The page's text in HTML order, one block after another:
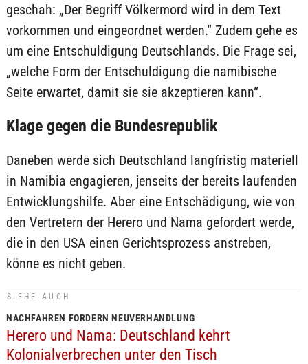
geschah: „Der Begriff Völkermord wird in dem Text
vorkommen und eingeordnet werden.“ Zudem gehe es
um eine Entschuldigung Deutschlands. Die Frage sei,
„welche Form der Entschuldigung die namibische
Seite erwartet, damit sie sie akzeptieren kann“.
Klage gegen die Bundesrepublik
Daneben werde sich Deutschland langfristig materiell
in Namibia engagieren, jenseits der bereits laufenden
Entwicklungshilfe. Aber eine Entschädigung, wie von
den Vertretern der Herero und Nama gefordert werde,
die in den USA einen Gerichtsprozess anstreben,
könne es nicht geben.
SIEHE AUCH
NACHFAHREN FORDERN NEUVERHANDLUNG
Herero und Nama: Deutschland kehrt
Kolonialverbrechen unter den Tisch